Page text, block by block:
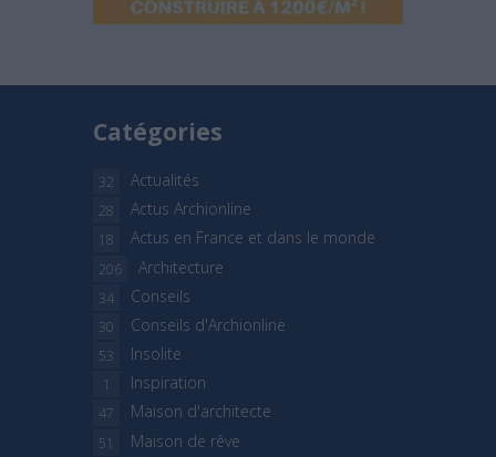
Catégories
Actualités
32
Actus Archionline
28
Actus en France et dans le monde
18
Architecture
206
Conseils
34
Conseils d'Archionline
30
Insolite
53
Inspiration
1
Maison d'architecte
47
Maison de rêve
51